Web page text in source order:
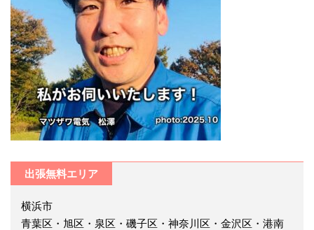
出張無料エリア
横浜市
青葉区・旭区・泉区・磯子区・神奈川区・金沢区・港南